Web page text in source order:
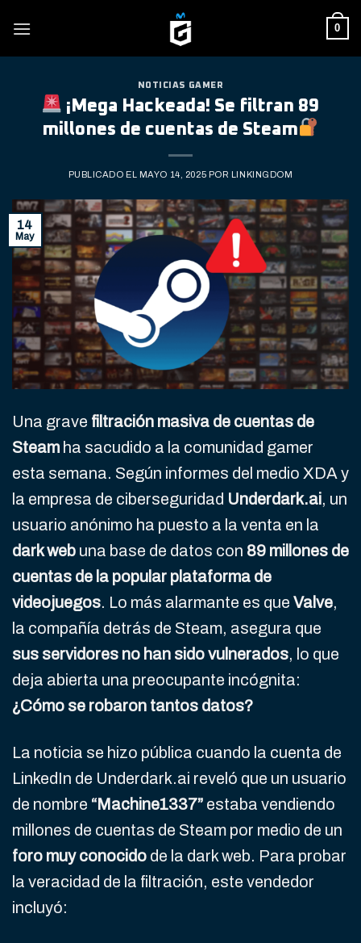
0
NOTICIAS GAMER
¡Mega Hackeada! Se filtran 89
millones de cuentas de Steam
PUBLICADO EL MAYO 14, 2025 POR LINKINGDOM
14
May
Una grave filtración masiva de cuentas de
Steam ha sacudido a la comunidad gamer
esta semana. Según informes del medio XDA y
la empresa de ciberseguridad Underdark.ai, un
usuario anónimo ha puesto a la venta en la
dark web una base de datos con 89 millones de
cuentas de la popular plataforma de
videojuegos. Lo más alarmante es que Valve,
la compañía detrás de Steam, asegura que
sus servidores no han sido vulnerados, lo que
deja abierta una preocupante incógnita:
¿Cómo se robaron tantos datos?
La noticia se hizo pública cuando la cuenta de
LinkedIn de Underdark.ai reveló que un usuario
de nombre “Machine1337” estaba vendiendo
millones de cuentas de Steam por medio de un
foro muy conocido de la dark web. Para probar
la veracidad de la filtración, este vendedor
incluyó: